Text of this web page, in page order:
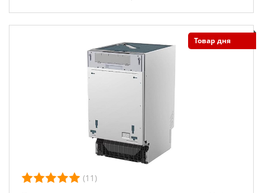
Товар дня
(11)